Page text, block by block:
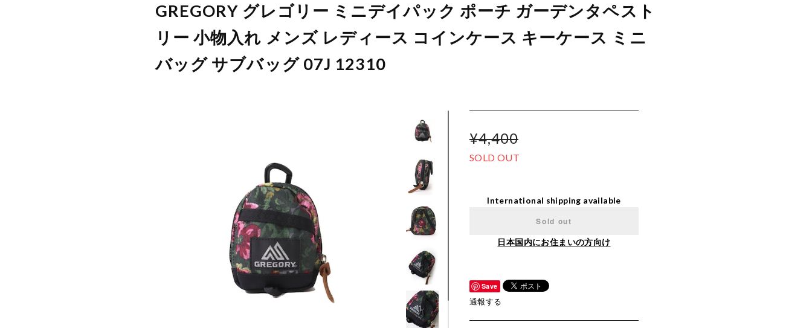
GREGORY グレゴリー ミニデイパック ポーチ ガーデンタペスト
リー 小物入れ メンズ レディース コインケース キーケース ミニ
バッグ サブバッグ 07J 12310
¥4,400
SOLD OUT
International shipping available
Sold out
日本国内にお住まいの方向け
Save
通報する